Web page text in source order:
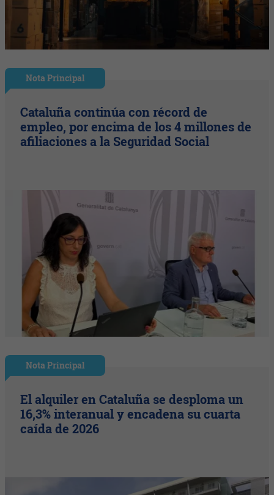
Nota Principal
Cataluña continúa con récord de
empleo, por encima de los 4 millones de
afiliaciones a la Seguridad Social
Nota Principal
El alquiler en Cataluña se desploma un
16,3% interanual y encadena su cuarta
caída de 2026